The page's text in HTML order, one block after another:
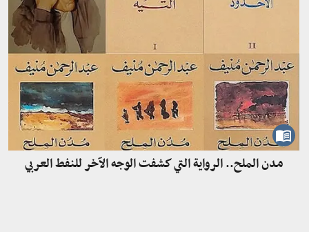
مدن الملح.. الرواية التي كشفت الوجه الآخر للنفط العربي